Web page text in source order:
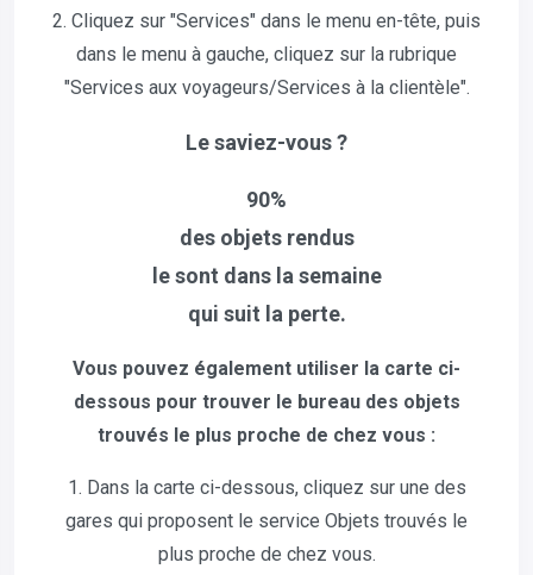
2. Cliquez sur "Services" dans le menu en-tête, puis
dans le menu à gauche, cliquez sur la rubrique
"Services aux voyageurs/Services à la clientèle".
Le saviez-vous ?
90%
des objets rendus
le sont dans la semaine
qui suit la perte.
Vous pouvez également utiliser la carte ci-
dessous pour trouver le bureau des objets
trouvés le plus proche de chez vous :
1. Dans la carte ci-dessous, cliquez sur une des
gares qui proposent le service Objets trouvés le
plus proche de chez vous.